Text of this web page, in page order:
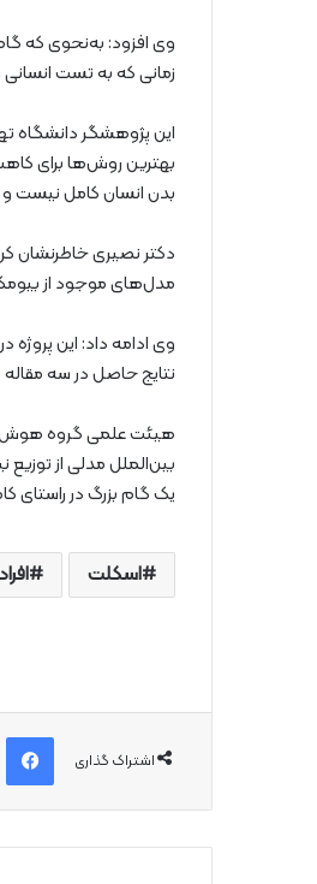
وی افزود: به‌نحوی که
زمانی که به تست
این پژوهشگر دانشگاه
بهترین روش‌ها برای
بدن انسان کامل نیست و
دکتر نصیری خاطرنشان
مدل‌های موجود از
وی ادامه داد: این
نتایج حاصل در سه مقاله
هیئت علمی گروه هوش
یک گام بزرگ در
اسکلت
اشتراک گذاری